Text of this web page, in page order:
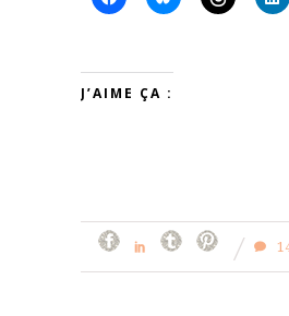
J’AIME ÇA :